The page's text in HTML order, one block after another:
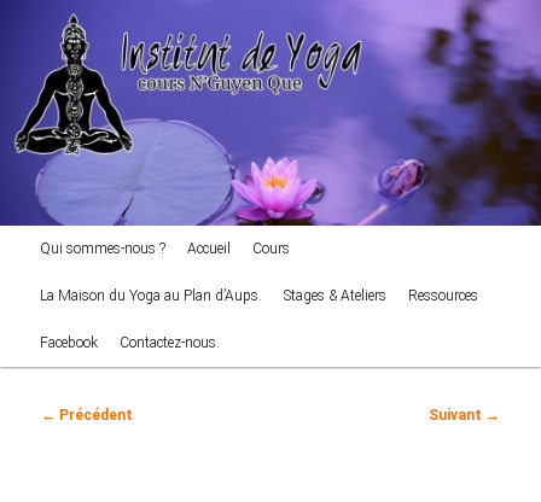
principal
Institut de Yoga
cours NGuyen Que
Qui sommes-nous ? Accueil Cours
La Maison du Yoga au Plan d’Aups. Stages & Ateliers Ressources
Facebook Contactez-nous.
Navigation
← Précédent Suivant →